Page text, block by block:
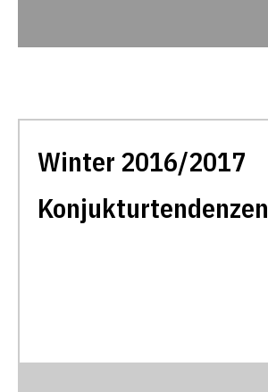
Winter 2016/2017
Konjukturtendenzen